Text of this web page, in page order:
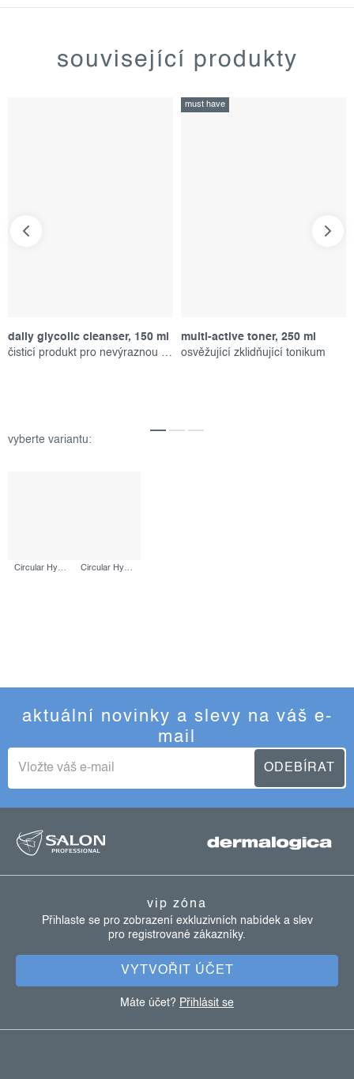
související produkty
daily glycolic cleanser, 150 ml
čisticí produkt pro nevýraznou pleť
must have
multi-active toner, 250 ml
osvěžující zklidňující tonikum
Circular Hydration Serum, 10 ml Circular Hydration Serum, 59 ml
aktuální novinky a slevy na váš e-
mail
ODEBÍRAT
vip zóna
Přihlaste se pro zobrazení exkluzivních nabídek a slev
pro registrované zákazníky.
VYTVOŘIT ÚČET
Máte účet? Přihlásit se